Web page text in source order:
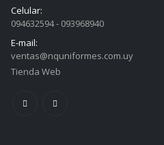
Celular:
094632594 - 093968940
E-mail:
ventas@nquniformes.com.uy
Tienda Web